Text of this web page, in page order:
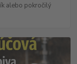
alebo pokročilý